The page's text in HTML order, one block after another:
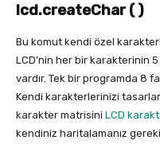
lcd.createChar ( )
Bu komut kendi özel
LCD’nin her bir karakterinin
vardır. Tek bir programda 8
Kendi karakterlerinizi
karakter matrisini LCD
kendiniz haritalamanız